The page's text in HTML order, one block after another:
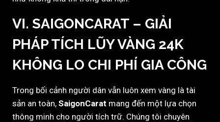
VI. SAIGONCARAT – GIẢI
PHÁP TÍCH LŨY VÀNG 24K
KHÔNG LO CHI PHÍ GIA CÔNG
Trong bối cảnh người dân vẫn luôn xem vàng là tài
sản an toàn, SaigonCarat mang đến một lựa chọn
thông minh cho người tích trữ. Chúng tôi chuyên